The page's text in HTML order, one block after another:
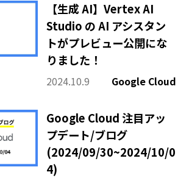
【生成 AI】Vertex AI
Studio の AI アシスタン
トがプレビュー公開にな
りました！
2024.10.9 Google Cloud
Google Cloud 注目アッ
プデート/ブログ
(2024/09/30~2024/10/0
4)